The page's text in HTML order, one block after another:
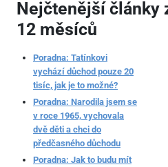
Nejčtenější články
12 měsíců
Poradna: Tatínkovi
vychází důchod pouze 20
tisíc, jak je to možné?
Poradna: Narodila jsem se
v roce 1965, vychovala
dvě děti a chci do
předčasného důchodu
Poradna: Jak to budu mít